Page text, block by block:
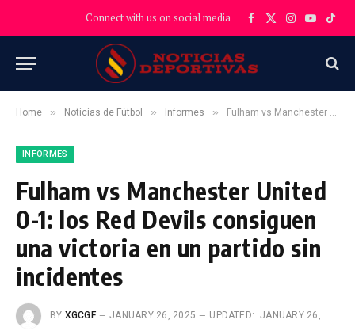
Connect with us on social media Facebook
X
Instagram
YouTube
Home » Noticias de Fútbol » Informes » Fulham vs Manchester United 0-1: los Red Devils consiguen una victoria en un partido sin incidentes
INFORMES
Fulham vs Manchester United
0-1: los Red Devils consiguen
una victoria en un partido sin
incidentes
BY XGCGF JANUARY 26, 2025 UPDATED: JANUARY 26,